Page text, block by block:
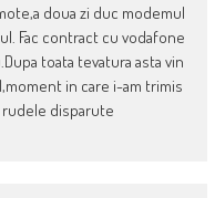
doua zi duc modemul
Fac contract cu vodafone
toata tevatura asta vin
in care i-am trimis
disparute